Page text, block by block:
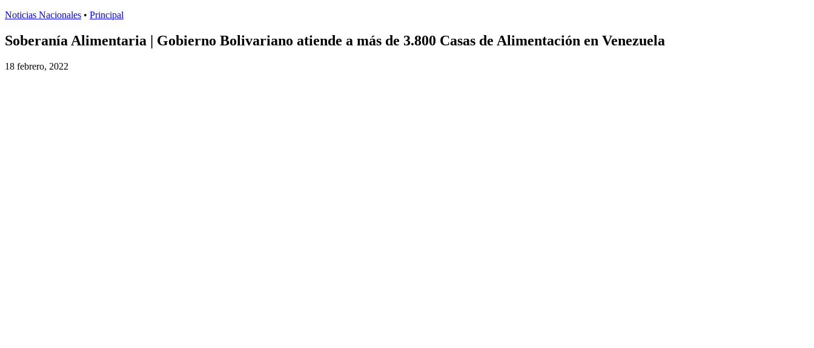
Noticias Nacionales • Principal
Soberanía Alimentaria | Gobierno Bolivariano atiende a más de 3.800 Casas de Alimentación en Venezuela
18 febrero, 2022